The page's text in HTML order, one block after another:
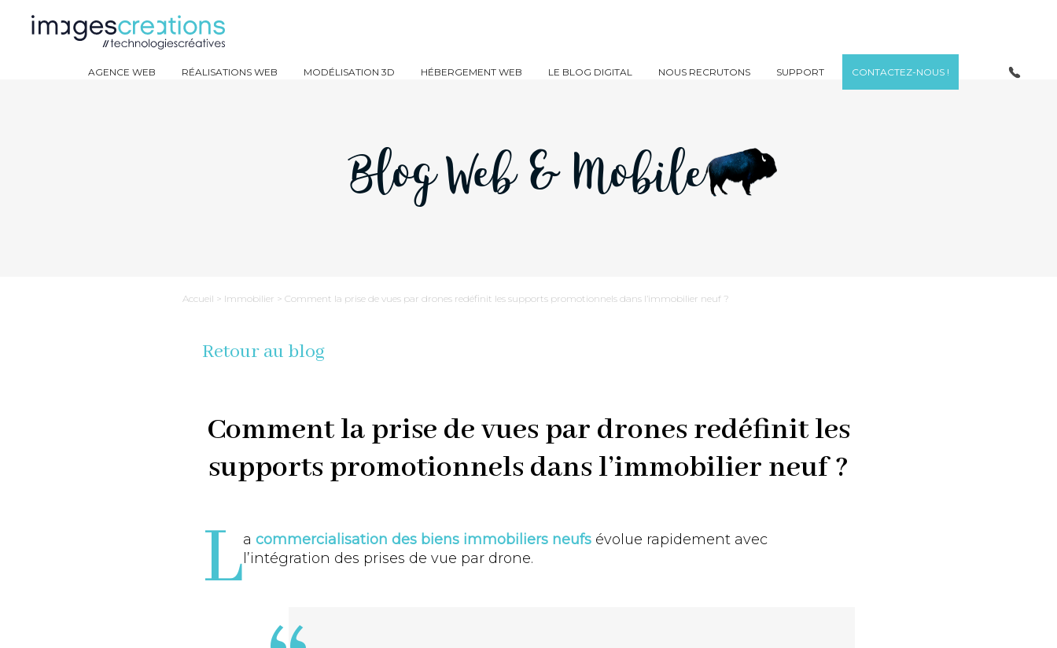
AGENCE WEB RÉALISATIONS WEB MODÉLISATION 3D HÉBERGEMENT WEB LE BLOG DIGITAL NOUS RECRUTONS SUPPORT CONTACTEZ-NOUS !
Blog Web & Mobile
Accueil > Immobilier > Comment la prise de vues par drones redéfinit les supports promotionnels dans l’immobilier neuf ?
Retour au blog
Comment la prise de vues par drones redéfinit les
supports promotionnels dans l’immobilier neuf ?
La commercialisation des biens immobiliers neufs évolue rapidement avec
l’intégration des prises de vue par drone.